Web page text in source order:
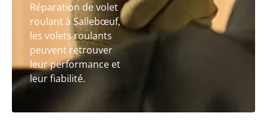
Réparation de volet
roulant à Sallebœuf,
les volets roulants
peuvent retrouver
leur performance et
leur fiabilité.